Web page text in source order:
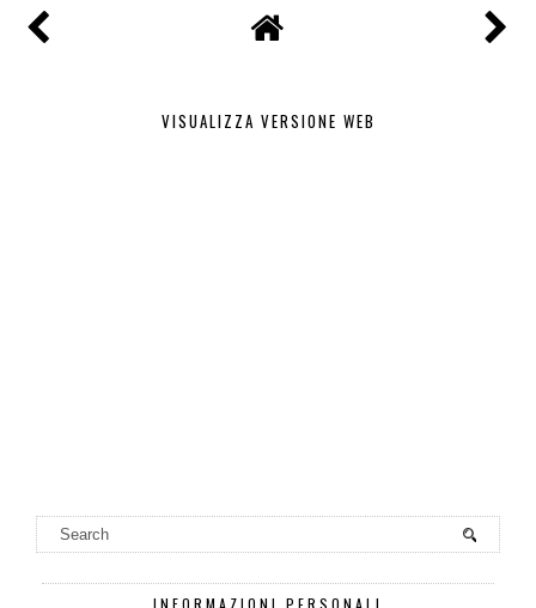
VISUALIZZA VERSIONE WEB